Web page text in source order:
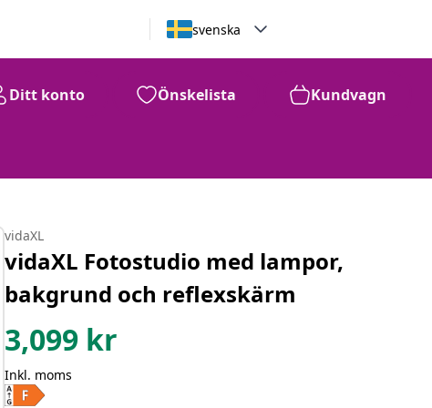
svenska
Ditt konto Önskelista Kundvagn
vidaXL
vidaXL Fotostudio med lampor,
bakgrund och reflexskärm
3,099 kr
Inkl. moms